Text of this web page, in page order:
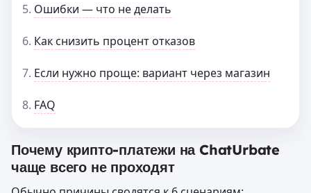
Ошибки — что не делать
Как снизить процент отказов
Если нужно проще: вариант через магазин
FAQ
Почему крипто-платежи на ChatUrbate
чаще всего не проходят